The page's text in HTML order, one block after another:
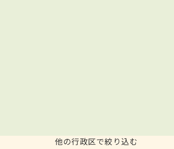
他の行政区で絞り込む